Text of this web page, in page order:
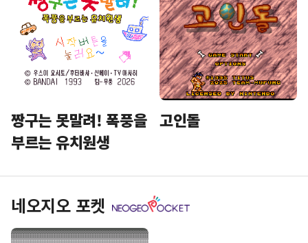
짱구는 못말려! 폭풍을
부르는 유치원생
고인돌
네오지오 포켓